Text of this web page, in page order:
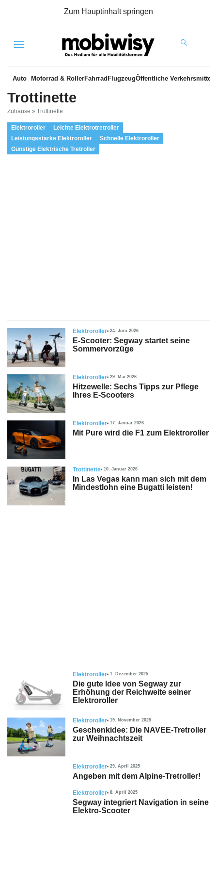
Zum Hauptinhalt springen
Menu
Auto Motorrad & RollerFahrrad FlugzeugÖffentliche Verkehrsmittel
Trottinette
Zuhause » Trottinette
Elektroroller
Leichte Elektrotretroller
Leistungsstarke Elektroroller
Schnelle Elektroroller
Günstige Elektrische Tretroller
Elektroroller 24. Juni 2026
E-Scooter: Segway startet seine
Sommervorzüge
Elektroroller 29. Mai 2026
Hitzewelle: Sechs Tipps zur Pflege
Ihres E-Scooters
Elektroroller 17. Januar 2026
Mit Pure wird die F1 zum Elektroroller
Trottinette 10. Januar 2026
In Las Vegas kann man sich mit dem
Mindestlohn eine Bugatti leisten!
Elektroroller 1. Dezember 2025
Die gute Idee von Segway zur
Erhöhung der Reichweite seiner
Elektroroller
Elektroroller 19. November 2025
Geschenkidee: Die NAVEE-Tretroller
zur Weihnachtszeit
Elektroroller 29. April 2025
Angeben mit dem Alpine-Tretroller!
Elektroroller 8. April 2025
Segway integriert Navigation in seine
Elektro-Scooter